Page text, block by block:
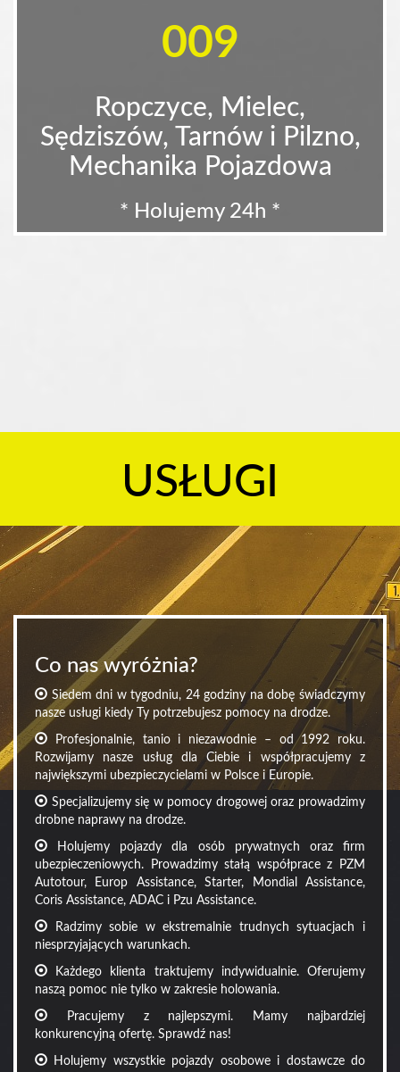
009
Ropczyce, Mielec,
Sędziszów, Tarnów i Pilzno,
Mechanika Pojazdowa
* Holujemy 24h *
USŁUGI
Co nas wyróżnia?
Siedem dni w tygodniu, 24 godziny na dobę świadczymy
nasze usługi kiedy Ty potrzebujesz pomocy na drodze.
Profesjonalnie, tanio i niezawodnie – od 1992 roku.
Rozwijamy nasze usług dla Ciebie i współpracujemy z
największymi ubezpieczycielami w Polsce i Europie.
Specjalizujemy się w pomocy drogowej oraz prowadzimy
drobne naprawy na drodze.
Holujemy pojazdy dla osób prywatnych oraz firm
ubezpieczeniowych. Prowadzimy stałą współprace z PZM
Autotour, Europ Assistance, Starter, Mondial Assistance,
Coris Assistance, ADAC i Pzu Assistance.
Radzimy sobie w ekstremalnie trudnych sytuacjach i
niesprzyjających warunkach.
Każdego klienta traktujemy indywidualnie. Oferujemy
naszą pomoc nie tylko w zakresie holowania.
Pracujemy z najlepszymi. Mamy najbardziej
konkurencyjną ofertę. Sprawdź nas!
Holujemy wszystkie pojazdy osobowe i dostawcze do